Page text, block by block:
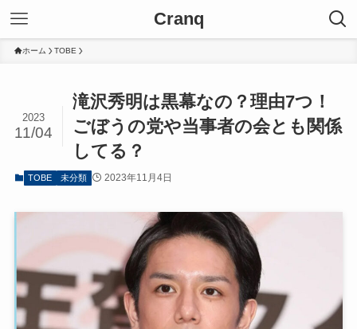
Cranq
ホーム TOBE
滝沢秀明は黒幕なの？理由7つ！
ごぼうの党や当事者の会とも関係
してる？
2023
11/04
TOBE 未分類 2023年11月4日